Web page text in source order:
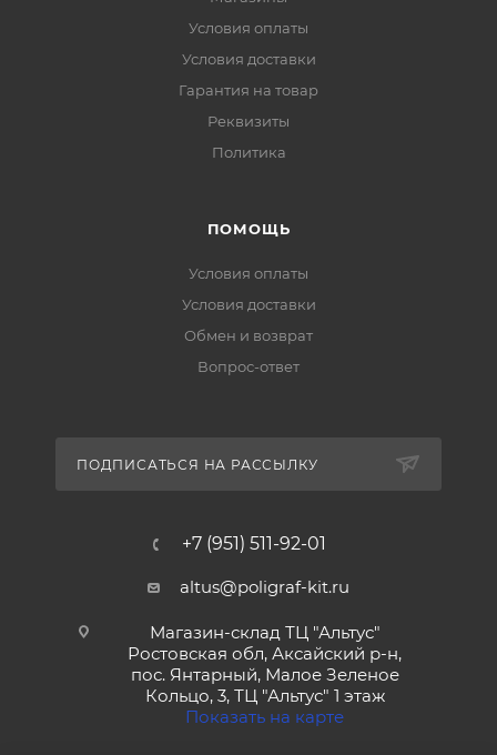
Условия оплаты
Условия доставки
Гарантия на товар
Реквизиты
Политика
ПОМОЩЬ
Условия оплаты
Условия доставки
Обмен и возврат
Вопрос-ответ
ПОДПИСАТЬСЯ НА РАССЫЛКУ
+7 (951) 511-92-01
altus@poligraf-kit.ru
Магазин-склад ТЦ "Альтус"
Ростовская обл, Аксайский р-н,
пос. Янтарный, Малое Зеленое
Кольцо, 3, ТЦ "Альтус" 1 этаж
Показать на карте